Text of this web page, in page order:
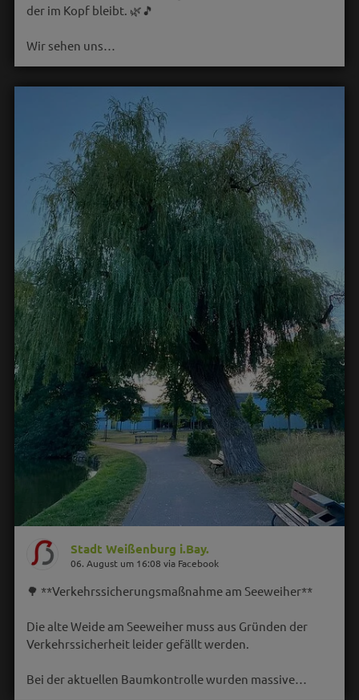
der im Kopf bleibt. 🌿🎵
Wir sehen uns…
Stadt Weißenburg i.Bay.
06. August um 16:08 via Facebook
🌳 **Verkehrssicherungsmaßnahme am Seeweiher**
Die alte Weide am Seeweiher muss aus Gründen der
Verkehrssicherheit leider gefällt werden.
Bei der aktuellen Baumkontrolle wurden massive…